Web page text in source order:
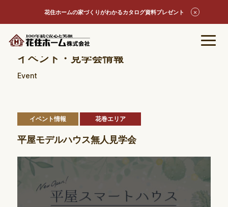
花住ホームの家づくりがわかるカタログ資料プレゼント
イベント・見学会情報
Event
イベント情報 花巻エリア
平屋モデルハウス無人見学会